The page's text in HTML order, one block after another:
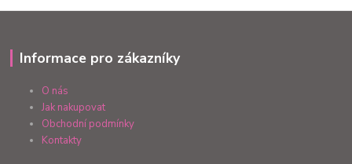
Informace pro zákazníky
O nás
Jak nakupovat
Obchodní podmínky
Kontakty